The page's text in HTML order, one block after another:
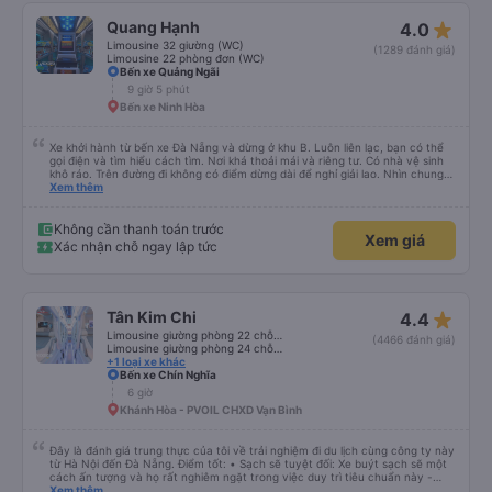
Quang Hạnh
Limousine 32 giường (WC)
Limousine 22 phòng đơn (WC)
4.0 star_rate
(1289 đánh giá)
Bến xe Quảng Ngãi
9 giờ 5 phút
Bến xe Ninh Hòa
Xe khởi hành từ bến xe Đà Nẵng và dừng ở khu B. Luôn liên lạc, bạn có thể
gọi điện và tìm hiểu cách tìm. Nơi khá thoải mái và riêng tư. Có nhà vệ sinh
khô ráo. Trên đường đi không có điểm dừng dài để nghỉ giải lao. Nhìn chung
mọi thứ đều tuyệt vời.
Xem thêm
Không cần thanh toán trước
Xác nhận chỗ ngay lập tức
Xem giá
Tân Kim Chi
+1 loại xe khác
4.4 star_rate
(4466 đánh giá)
Bến xe Chín Nghĩa
6 giờ
Khánh Hòa - PVOIL CHXD Vạn Bình
Đây là đánh giá trung thực của tôi về trải nghiệm đi du lịch cùng công ty này
từ Hà Nội đến Đà Nẵng. Điểm tốt: • Sạch sẽ tuyệt đối: Xe buýt sạch sẽ một
cách ấn tượng và họ rất nghiêm ngặt trong việc duy trì tiêu chuẩn này -